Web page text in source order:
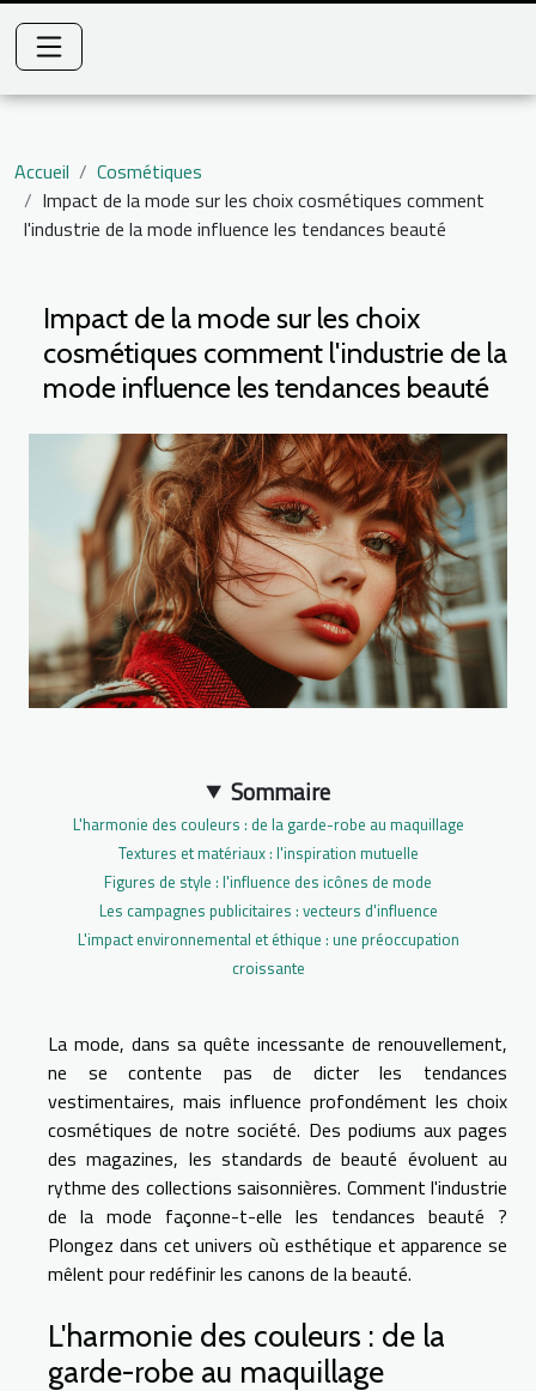
Accueil
Cosmétiques
Impact de la mode sur les choix cosmétiques comment
l'industrie de la mode influence les tendances beauté
Impact de la mode sur les choix
cosmétiques comment l'industrie de la
mode influence les tendances beauté
Sommaire
L'harmonie des couleurs : de la garde-robe au maquillage
Textures et matériaux : l'inspiration mutuelle
Figures de style : l'influence des icônes de mode
Les campagnes publicitaires : vecteurs d'influence
L'impact environnemental et éthique : une préoccupation
croissante
La mode, dans sa quête incessante de renouvellement,
ne se contente pas de dicter les tendances
vestimentaires, mais influence profondément les choix
cosmétiques de notre société. Des podiums aux pages
des magazines, les standards de beauté évoluent au
rythme des collections saisonnières. Comment l'industrie
de la mode façonne-t-elle les tendances beauté ?
Plongez dans cet univers où esthétique et apparence se
mêlent pour redéfinir les canons de la beauté.
L'harmonie des couleurs : de la
garde-robe au maquillage